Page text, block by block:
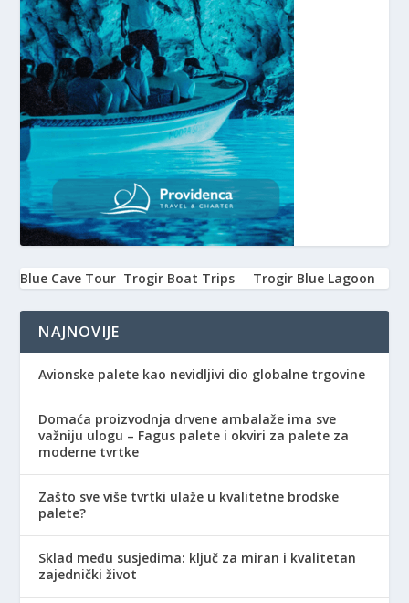
Blue Cave Tour Trogir Boat Trips Trogir Blue Lagoon
NAJNOVIJE
Avionske palete kao nevidljivi dio globalne trgovine
Domaća proizvodnja drvene ambalaže ima sve
važniju ulogu – Fagus palete i okviri za palete za
moderne tvrtke
Zašto sve više tvrtki ulaže u kvalitetne brodske
palete?
Sklad među susjedima: ključ za miran i kvalitetan
zajednički život